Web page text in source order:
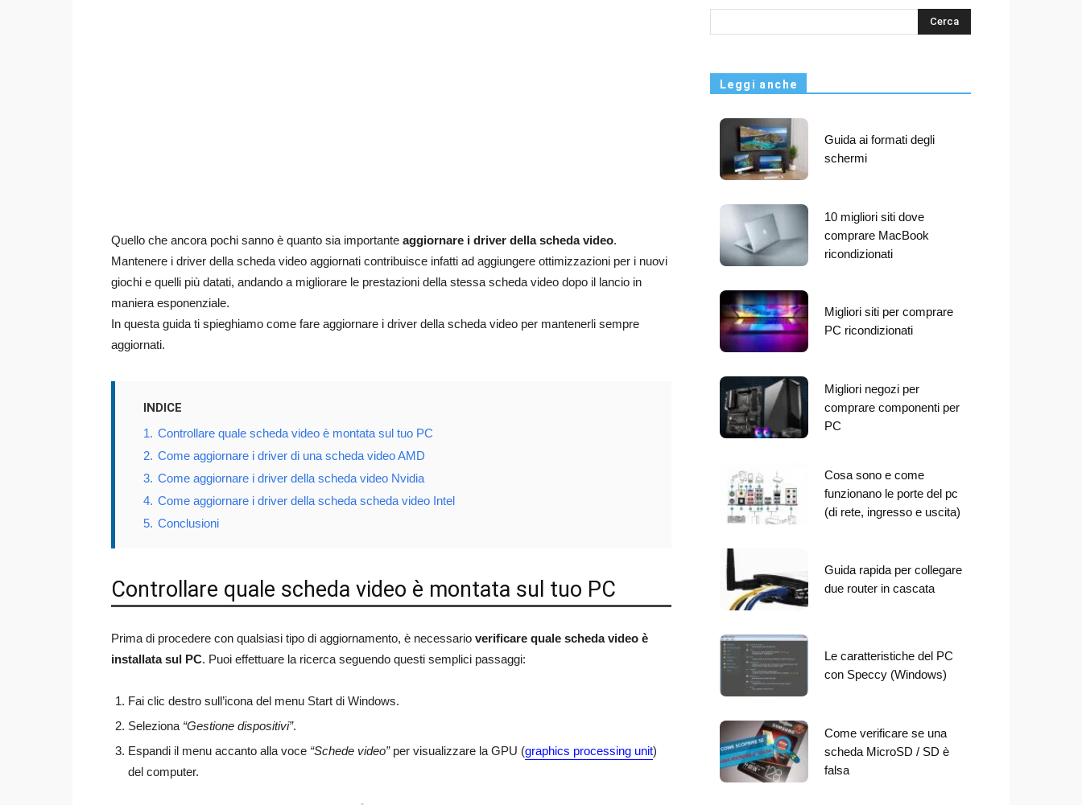
Quello che ancora pochi sanno è quanto sia importante aggiornare i driver della scheda video.
Mantenere i driver della scheda video aggiornati contribuisce infatti ad aggiungere ottimizzazioni per i nuovi
giochi e quelli più datati, andando a migliorare le prestazioni della stessa scheda video dopo il lancio in
maniera esponenziale.
In questa guida ti spieghiamo come fare aggiornare i driver della scheda video per mantenerli sempre
aggiornati.
INDICE
1. Controllare quale scheda video è montata sul tuo PC
2. Come aggiornare i driver di una scheda video AMD
3. Come aggiornare i driver della scheda video Nvidia
4. Come aggiornare i driver della scheda scheda video Intel
5. Conclusioni
Controllare quale scheda video è montata sul tuo PC
Prima di procedere con qualsiasi tipo di aggiornamento, è necessario verificare quale scheda video è
installata sul PC. Puoi effettuare la ricerca seguendo questi semplici passaggi:
Fai clic destro sull’icona del menu Start di Windows.
Seleziona “Gestione dispositivi”.
Espandi il menu accanto alla voce “Schede video”per visualizzare la GPU (graphics processing unit)
del computer.
s
Leggi anche
Guida ai formati degli
schermi
10 migliori siti dove
comprare MacBook
ricondizionati
Migliori siti per comprare
PC ricondizionati
Migliori negozi per
comprare componenti per
PC
Cosa sono e come
funzionano le porte del pc
(di rete, ingresso e uscita)
Guida rapida per collegare
due router in cascata
Le caratteristiche del PC
con Speccy (Windows)
Come verificare se una
scheda MicroSD / SD è
falsa